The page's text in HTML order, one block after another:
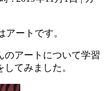
アートです。
のアートについて学習
てみました。